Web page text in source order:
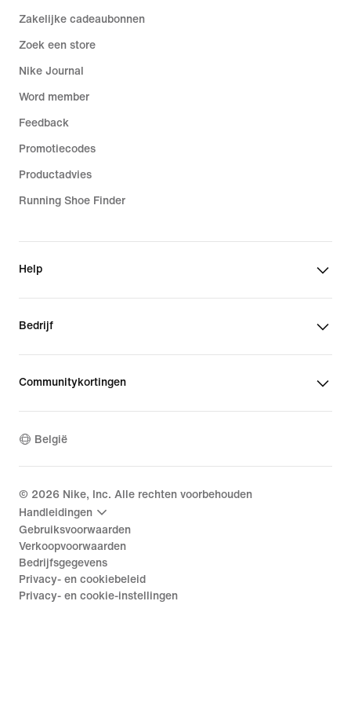
Zakelijke cadeaubonnen
Zoek een store
Nike Journal
Word member
Feedback
Promotiecodes
Productadvies
Running Shoe Finder
Help
Bedrijf
Communitykortingen
België
© 2026 Nike, Inc. Alle rechten voorbehouden
Handleidingen
Gebruiksvoorwaarden
Verkoopvoorwaarden
Bedrijfsgegevens
Privacy- en cookiebeleid
Privacy- en cookie-instellingen